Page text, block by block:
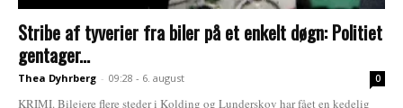
Stribe af tyverier fra biler på et enkelt døgn: Politiet
gentager...
Thea Dyhrberg - 09:28 - 6. august 0
KRIMI. Bilejere flere steder i Kolding og Lunderskov har fået en kedelig